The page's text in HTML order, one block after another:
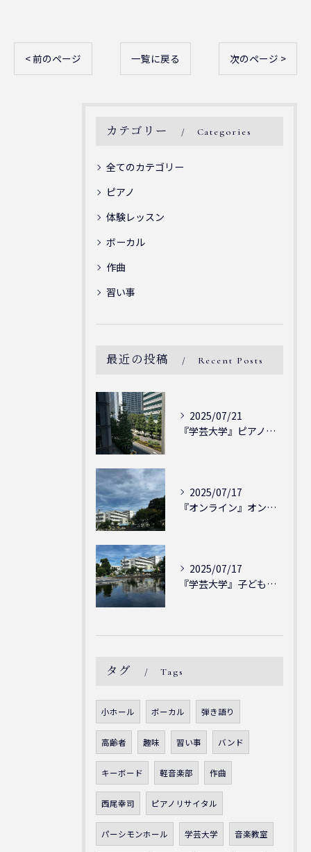
< 前のページ 一覧に戻る 次のページ >
カテゴリー Categories
全てのカテゴリー
ピアノ
体験レッスン
ボーカル
作曲
習い事
最近の投稿 Recent Posts
2025/07/21
『学芸大学』ピアノを弾ける喜び - シェリー・アーツ音楽教室...
2025/07/17
『オンライン』オンラインの会員様大募集中！シェリー・アーツ音...
2025/07/17
『学芸大学』子どもには子どもの表現が大切！シェリー・アーツ音...
タグ Tags
小ホール ボーカル 弾き語り
高齢者 趣味 習い事 バンド
キーボード 軽音楽部 作曲
西尾幸司 ピアノリサイタル
パーシモンホール 学芸大学 音楽教室